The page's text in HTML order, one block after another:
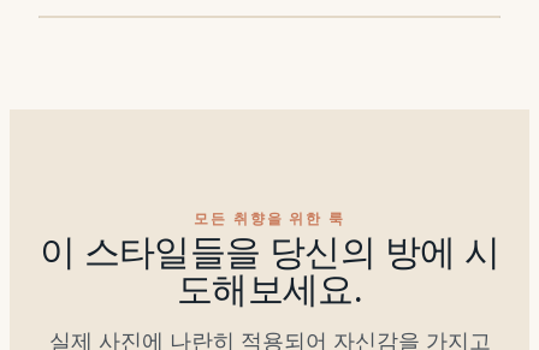
⇔
모든 취향을 위한 룩
이 스타일들을 당신의 방에 시
도해보세요.
실제 사진에 나란히 적용되어 자신감을 가지고